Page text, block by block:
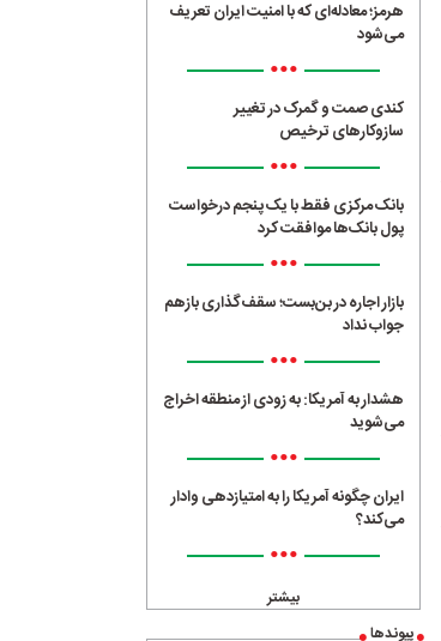
هرمز؛ معادله‌ای که با امنیت ایران تعریف
می‌شود
•••
کندی صمت و گمرک در تغییر
سازوکارهای ترخیص
•••
بانک مرکزی فقط با یک‌ پنجم درخواست
پول بانک‌ها موافقت کرد
•••
بازار اجاره در بن‌بست؛ سقف‌گذاری بازهم
جواب نداد
•••
هشدار به آمریکا: به زودی از منطقه اخراج
می‌شوید
•••
ایران چگونه آمریکا را به امتیازدهی وادار
می‌کند؟
•••
بیشتر
پیوندها